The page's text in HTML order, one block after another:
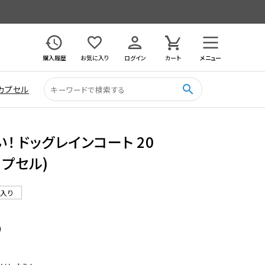
購入履歴
お気に入り ログイン カート メニュー
プセル search
ドッグレインコート 20
セル)
り